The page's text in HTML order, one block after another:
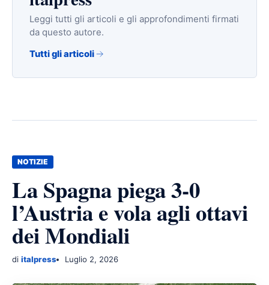
Leggi tutti gli articoli e gli approfondimenti firmati
da questo autore.
Tutti gli articoli
NOTIZIE
La Spagna piega 3-0
l’Austria e vola agli ottavi
dei Mondiali
di italpress Luglio 2, 2026